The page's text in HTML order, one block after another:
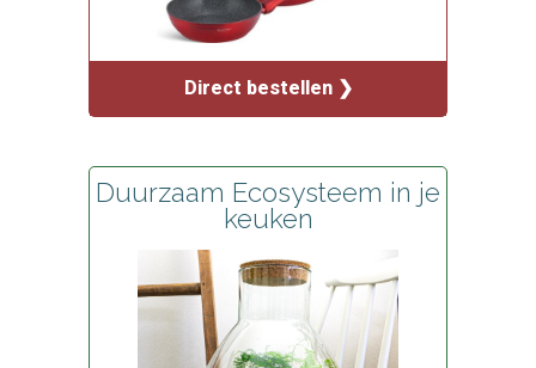
Direct bestellen ❯
Duurzaam Ecosysteem in je
keuken